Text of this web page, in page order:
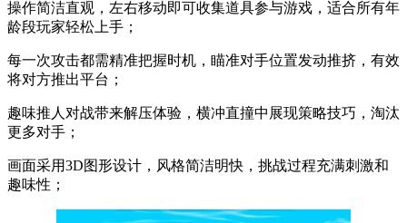
操作简洁直观，左右移动即可收集道具参与游戏，适合所有年
龄段玩家轻松上手；
每一次攻击都需精准把握时机，瞄准对手位置发动推挤，有效
将对方推出平台；
趣味推人对战带来解压体验，横冲直撞中展现策略技巧，淘汰
更多对手；
画面采用3D图形设计，风格简洁明快，挑战过程充满刺激和
趣味性；